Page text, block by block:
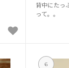
背中にたっ
って。。
6